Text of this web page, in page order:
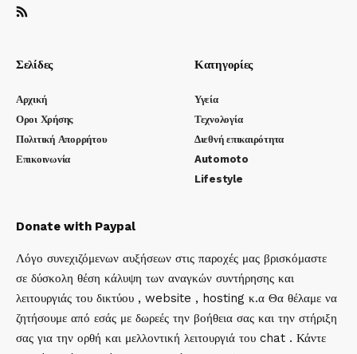
Σελίδες
Αρχική
Οροι Χρήσης
Πολιτική Απορρήτου
Επικοινωνία
Κατηγορίες
Υγεία
Τεχνολογία
Διεθνή επικαιρότητα
Automoto
Lifestyle
Donate with Paypal
Λόγο συνεχιζόμενων αυξήσεων στις παροχές μας βρισκόμαστε
σε δύσκολη θέση κάλυψη των αναγκών συντήρησης και
λειτουργιάς του δικτύου , website , hosting κ.α Θα θέλαμε να
ζητήσουμε από εσάς με δωρεές την βοήθεια σας και την στήριξη
σας για την ορθή και μελλοντική λειτουργιά του chat . Κάντε